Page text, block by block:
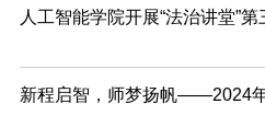
人工智能学院开展“法治讲堂”第
新程启智，师梦扬帆——2024